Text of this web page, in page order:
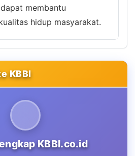
membantu
hidup masyarakat.
KBBI
KBBI.co.id